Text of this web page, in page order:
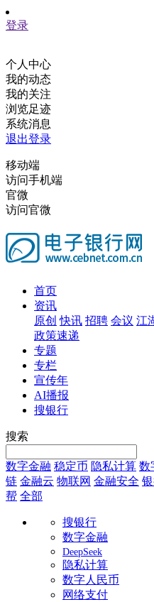
登录
个人中心
我的动态
我的关注
浏览足迹
系统消息
退出登录
移动端
访问手机端
官微
访问官微
首页
资讯
原创 快讯 招聘 会议 江
政策速递
专题
专栏
宣传年
AI播报
搜银行
搜索
数字金融 稳定币 隐私计算 数
链 金融云 物联网 金融安全
帮 全部
搜银行
数字金融
DeepSeek
隐私计算
数字人民币
网络支付